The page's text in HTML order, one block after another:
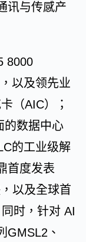
讯与传感产
8000
以及领先业
（AIC）；
的数据中心
的工业级解
首度发表
以及全球首
时，针对 AI
GMSL2、